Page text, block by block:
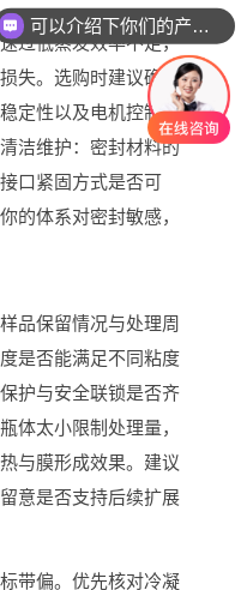
过低蒸发效率不足，
失。选购时建议确认
定性以及电机控制品
洁维护：密封材料的
口紧固方式是否可
的体系对密封敏感，
品保留情况与处理周
是否能满足不同粘度
护与安全联锁是否齐
体太小限制处理量，
与膜形成效果。建议
意是否支持后续扩展
带偏。优先核对冷凝
可以介绍下你们的产品么